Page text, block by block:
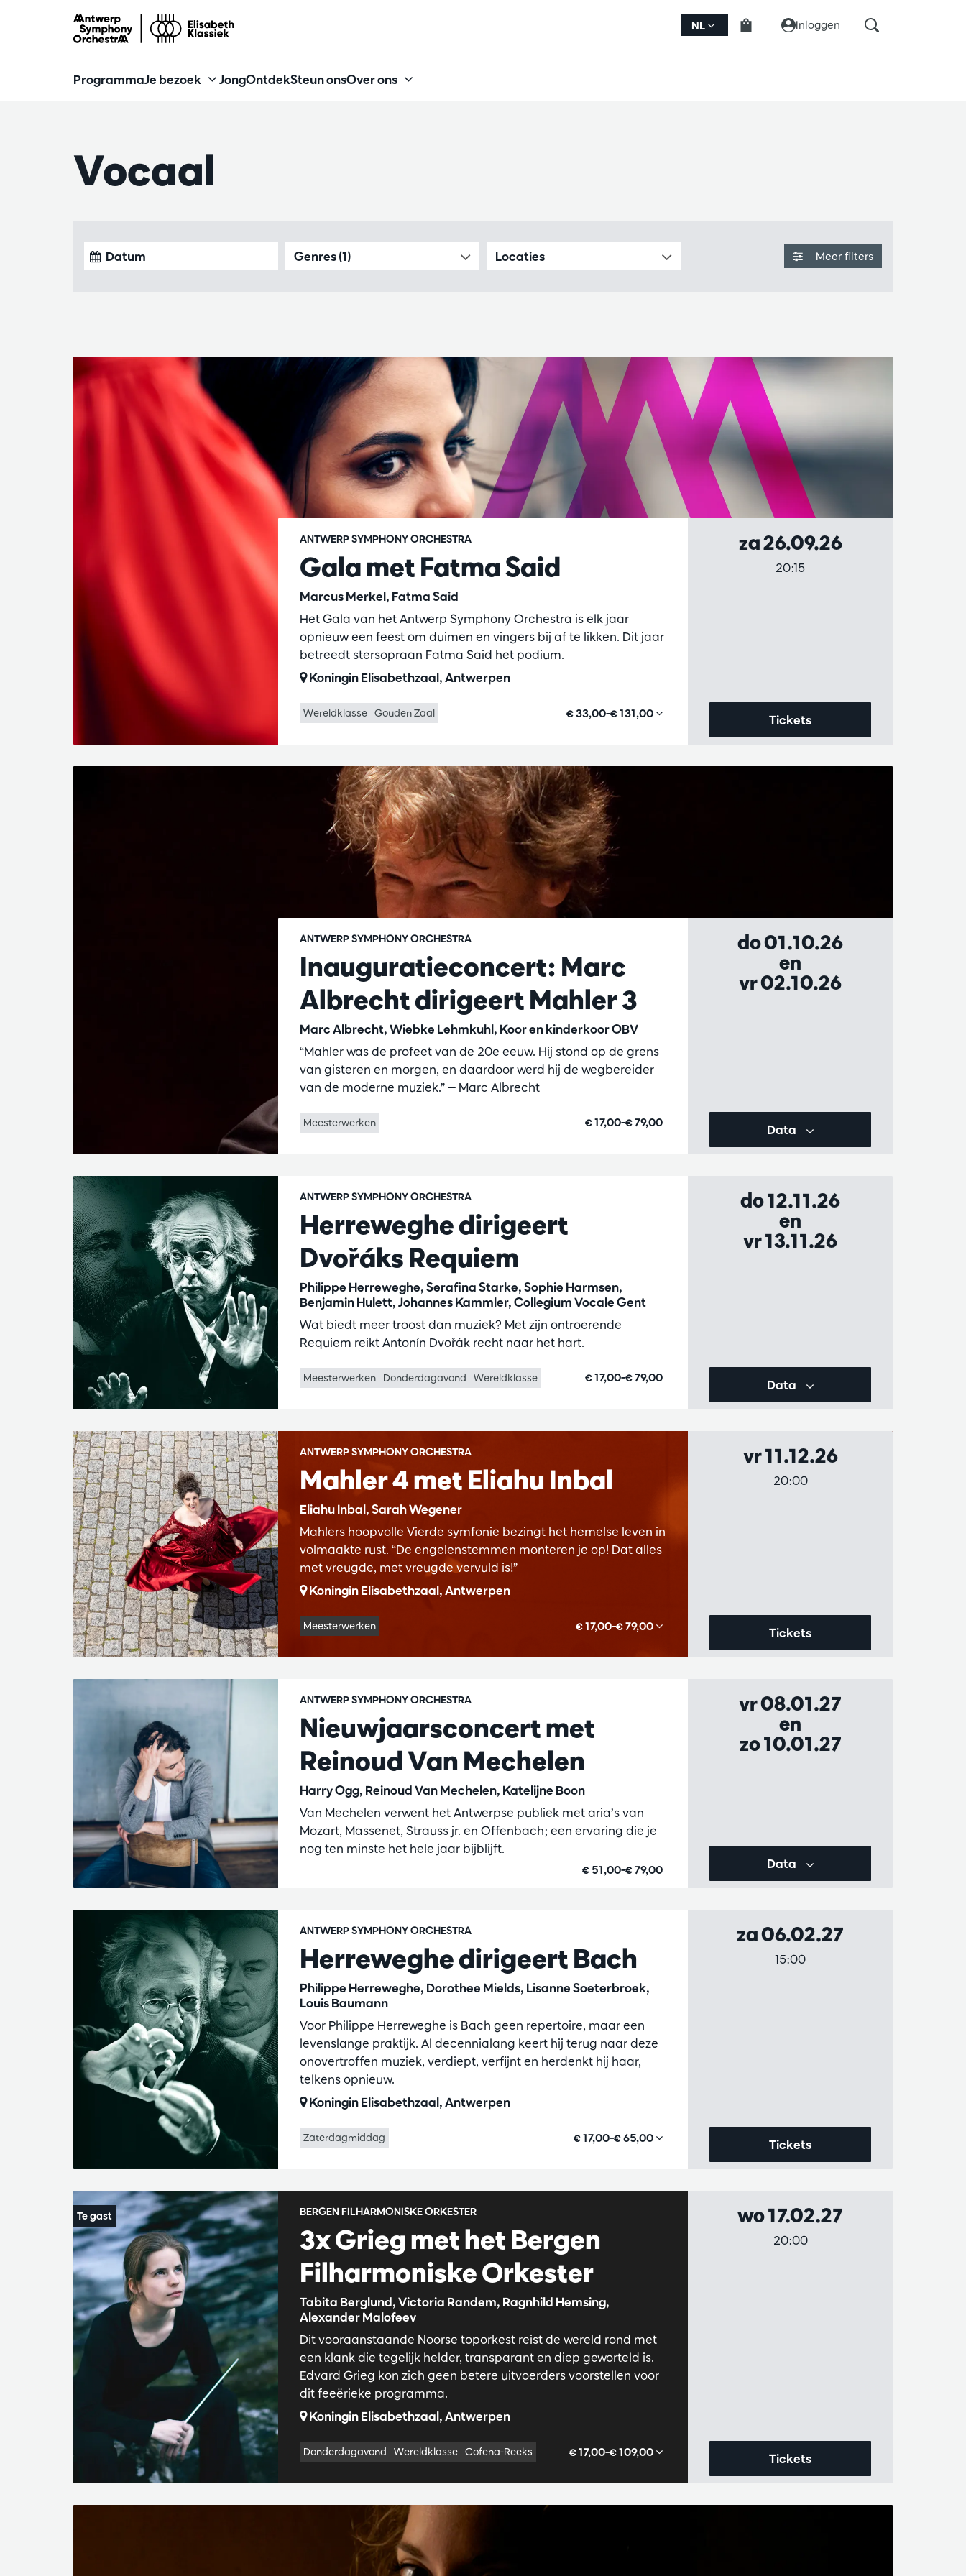
NL Inloggen
ProgrammaJe bezoek JongOntdekSteun onsOver ons
Vocaal
Genres (1) Locaties Meer filters
Gala met Fatma Said
Marcus Merkel, Fatma Said
ANTWERP SYMPHONY ORCHESTRA
Het Gala van het Antwerp Symphony Orchestra is elk jaar
opnieuw een feest om duimen en vingers bij af te likken. Dit jaar
betreedt stersopraan Fatma Said het podium.
Koningin Elisabethzaal, Antwerpen
Wereldklasse Gouden Zaal € 33,00–€ 131,00
za 26.09.26
20:15
Tickets
Inauguratieconcert: Marc
Albrecht dirigeert Mahler 3
Marc Albrecht, Wiebke Lehmkuhl, Koor en kinderkoor OBV
ANTWERP SYMPHONY ORCHESTRA
“Mahler was de profeet van de 20e eeuw. Hij stond op de grens
van gisteren en morgen, en daardoor werd hij de wegbereider
van de moderne muziek.” — Marc Albrecht
Meesterwerken € 17,00–€ 79,00
do 01.10.26
en
vr 02.10.26
Data
Herreweghe dirigeert
Dvořáks Requiem
Philippe Herreweghe, Serafina Starke, Sophie Harmsen,
Benjamin Hulett, Johannes Kammler, Collegium Vocale Gent
ANTWERP SYMPHONY ORCHESTRA
Wat biedt meer troost dan muziek? Met zijn ontroerende
Requiem reikt Antonín Dvořák recht naar het hart.
Meesterwerken Donderdagavond Wereldklasse € 17,00–€ 79,00
do 12.11.26
en
vr 13.11.26
Data
Mahler 4 met Eliahu Inbal
Eliahu Inbal, Sarah Wegener
ANTWERP SYMPHONY ORCHESTRA
Mahlers hoopvolle Vierde symfonie bezingt het hemelse leven in
volmaakte rust. “De engelenstemmen monteren je op! Dat alles
met vreugde, met vreugde vervuld is!”
Koningin Elisabethzaal, Antwerpen
Meesterwerken € 17,00–€ 79,00
vr 11.12.26
20:00
Tickets
Nieuwjaarsconcert met
Reinoud Van Mechelen
Harry Ogg, Reinoud Van Mechelen, Katelijne Boon
ANTWERP SYMPHONY ORCHESTRA
Van Mechelen verwent het Antwerpse publiek met aria’s van
Mozart, Massenet, Strauss jr. en Offenbach; een ervaring die je
nog ten minste het hele jaar bijblijft.
€ 51,00–€ 79,00
vr 08.01.27
en
zo 10.01.27
Data
Herreweghe dirigeert Bach
Philippe Herreweghe, Dorothee Mields, Lisanne Soeterbroek,
Louis Baumann
ANTWERP SYMPHONY ORCHESTRA
Voor Philippe Herreweghe is Bach geen repertoire, maar een
levenslange praktijk. Al decennialang keert hij terug naar deze
onovertroffen muziek, verdiept, verfijnt en herdenkt hij haar,
telkens opnieuw.
Koningin Elisabethzaal, Antwerpen
Zaterdagmiddag € 17,00–€ 65,00
za 06.02.27
15:00
Tickets
3x Grieg met het Bergen
Filharmoniske Orkester
Tabita Berglund, Victoria Randem, Ragnhild Hemsing,
Alexander Malofeev
BERGEN FILHARMONISKE ORKESTER
Dit vooraanstaande Noorse toporkest reist de wereld rond met
een klank die tegelijk helder, transparant en diep geworteld is.
Edvard Grieg kon zich geen betere uitvoerders voorstellen voor
dit feeërieke programma.
Koningin Elisabethzaal, Antwerpen
Donderdagavond Wereldklasse Cofena-Reeks € 17,00–€ 109,00
wo 17.02.27
20:00
Tickets